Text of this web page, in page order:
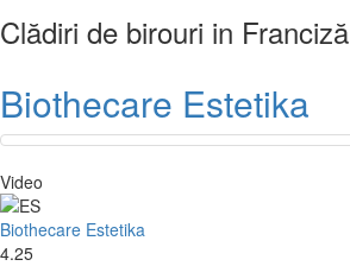
Clădiri de birouri in Franciză
Biothecare Estetika
Video
Biothecare Estetika
4.25